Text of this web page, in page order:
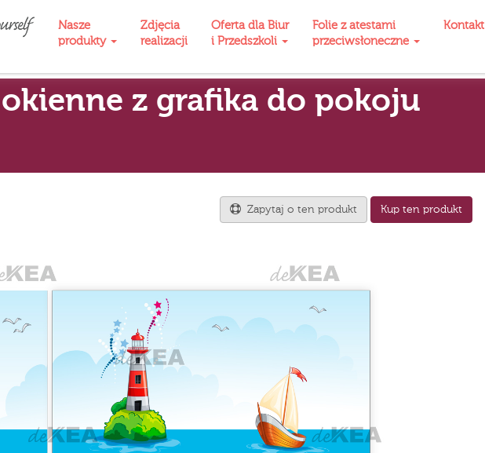
Nasze
produkty
Zdjęcia
realizacji
Oferta dla Biur
i Przedszkoli
Folie z atestami
przeciwsłoneczne
Kontakt
z grafika do pokoju
Zapytaj o ten produkt Kup ten produkt